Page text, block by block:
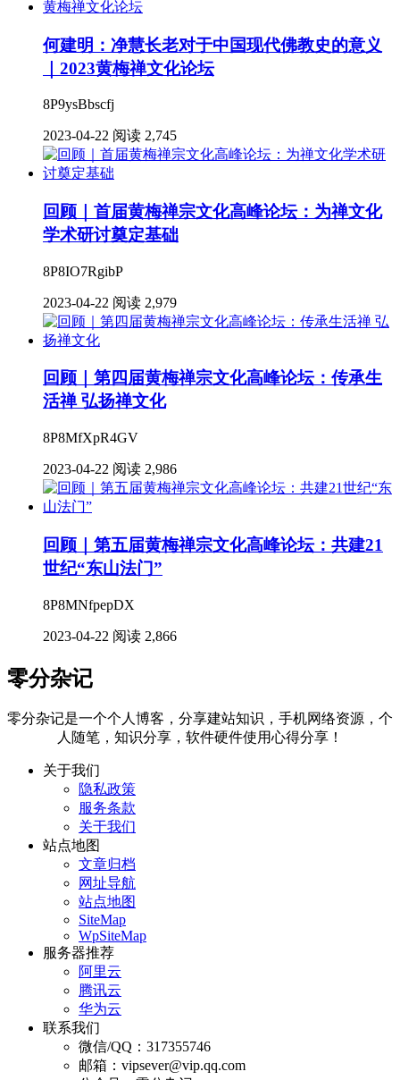
何建明：净慧长老对于中国现代佛教史的意义
｜2023黄梅禅文化论坛
8P9ysBbscfj
2023-04-22 阅读 2,745
回顾｜首届黄梅禅宗文化高峰论坛：为禅文化
学术研讨奠定基础
8P8IO7RgibP
2023-04-22 阅读 2,979
回顾｜第四届黄梅禅宗文化高峰论坛：传承生
活禅 弘扬禅文化
8P8MfXpR4GV
2023-04-22 阅读 2,986
回顾｜第五届黄梅禅宗文化高峰论坛：共建21
世纪“东山法门”
8P8MNfpepDX
2023-04-22 阅读 2,866
零分杂记
零分杂记是一个个人博客，分享建站知识，手机网络资源，个
人随笔，知识分享，软件硬件使用心得分享！
关于我们
隐私政策
服务条款
关于我们
站点地图
文章归档
网址导航
站点地图
SiteMap
WpSiteMap
服务器推荐
阿里云
腾讯云
华为云
联系我们
微信/QQ：317355746
邮箱：vipsever@vip.qq.com